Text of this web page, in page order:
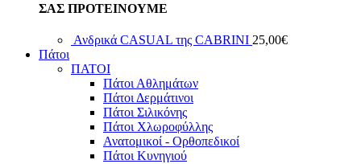
ΣΑΣ ΠΡΟΤΕΙΝΟΥΜΕ
Ανδρικά CASUAL της CABRINI 25,00€
Πάτοι
ΠΑΤΟΙ
Πάτοι Αθλημάτων
Πάτοι Δερμάτινοι
Πάτοι Σιλικόνης
Πάτοι Χλωροφύλλης
Ανατομικοί - Ορθοπεδικοί
Πάτοι Κυνηγιού